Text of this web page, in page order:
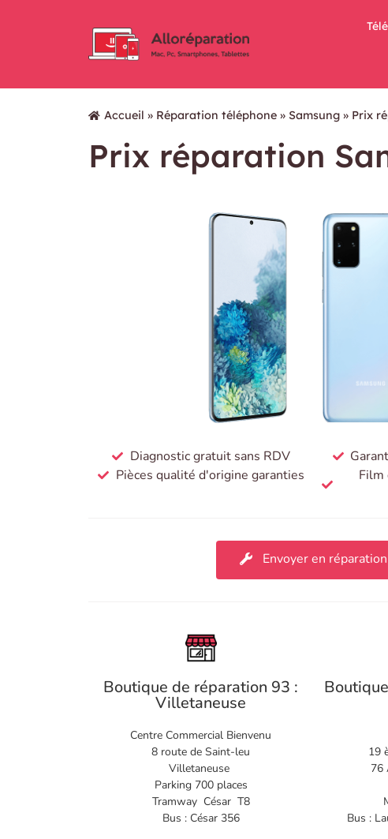
Accueil » Réparation téléphone » Samsung » Prix
Prix réparation
Diagnostic gratuit sans RDV
Pièces qualité d'origine garanties
Film
Envoyer en réparation
Boutique de réparation 93 :
Villetaneuse
Centre Commercial Bienvenu
8 route de Saint-leu
Villetaneuse
Parking 700 places
Tramway César T8
Bus : César 356
19
76
Bus :